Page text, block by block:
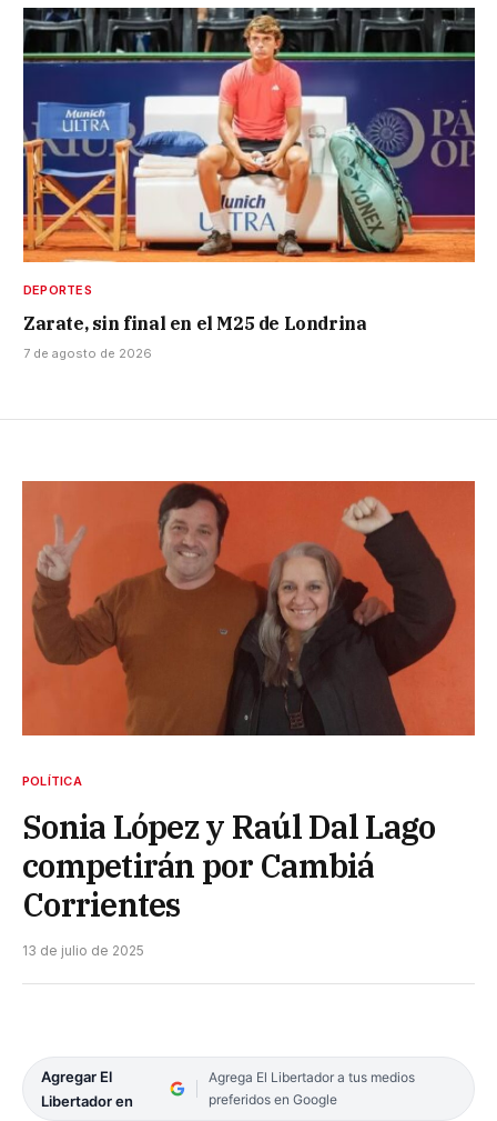
DEPORTES
Zarate, sin final en el M25 de Londrina
7 de agosto de 2026
POLÍTICA
Sonia López y Raúl Dal Lago
competirán por Cambiá
Corrientes
13 de julio de 2025
Agregar El
Libertador en
Agrega El Libertador a tus medios
preferidos en Google